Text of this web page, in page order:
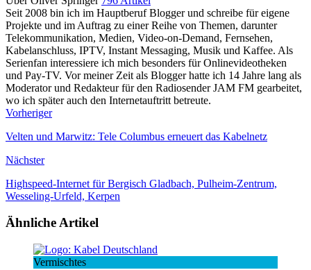
Seit 2008 bin ich im Hauptberuf Blogger und schreibe für eigene
Projekte und im Auftrag zu einer Reihe von Themen, darunter
Telekommunikation, Medien, Video-on-Demand, Fernsehen,
Kabelanschluss, IPTV, Instant Messaging, Musik und Kaffee. Als
Serienfan interessiere ich mich besonders für Onlinevideotheken
und Pay-TV. Vor meiner Zeit als Blogger hatte ich 14 Jahre lang als
Moderator und Redakteur für den Radiosender JAM FM gearbeitet,
wo ich später auch den Internetauftritt betreute.
Vorheriger
Velten und Marwitz: Tele Columbus erneuert das Kabelnetz
Nächster
Highspeed-Internet für Bergisch Gladbach, Pulheim-Zentrum,
Wesseling-Urfeld, Kerpen
Ähnliche Artikel
Vermischtes